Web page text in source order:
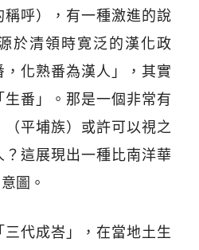
呼），有一種激進的說
於清領時寛泛的漢化政
，化熟番為漢人」，其實
番」。那是一個非常有
平埔族）或許可以視之
這展現出一種比南洋華
圖。
代成峇」，在當地土生